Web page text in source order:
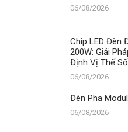
06/08/2026
Chip LED Đèn
200W: Giải
Định Vị Thế
06/08/2026
Đèn Pha
06/08/2026